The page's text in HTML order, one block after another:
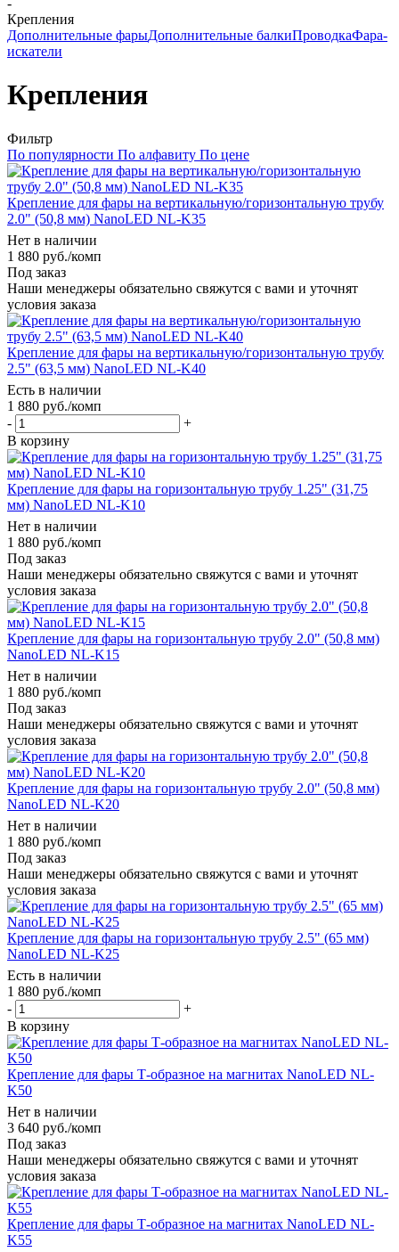
-
Крепления
Дополнительные фарыДополнительные балкиПроводкаФара-
искатели
Крепления
Фильтр
По популярности По алфавиту По цене
Крепление для фары на вертикальную/горизонтальную трубу
2.0" (50,8 мм) NanoLED NL-K35
Нет в наличии
1 880 руб./комп
Под заказ
Наши менеджеры обязательно свяжутся с вами и уточнят
условия заказа
Крепление для фары на вертикальную/горизонтальную трубу
2.5" (63,5 мм) NanoLED NL-K40
Есть в наличии
1 880 руб./комп
-
+
В корзину
Крепление для фары на горизонтальную трубу 1.25" (31,75
мм) NanoLED NL-K10
Нет в наличии
1 880 руб./комп
Под заказ
Наши менеджеры обязательно свяжутся с вами и уточнят
условия заказа
Крепление для фары на горизонтальную трубу 2.0" (50,8 мм)
NanoLED NL-K15
Нет в наличии
1 880 руб./комп
Под заказ
Наши менеджеры обязательно свяжутся с вами и уточнят
условия заказа
Крепление для фары на горизонтальную трубу 2.0" (50,8 мм)
NanoLED NL-K20
Нет в наличии
1 880 руб./комп
Под заказ
Наши менеджеры обязательно свяжутся с вами и уточнят
условия заказа
Крепление для фары на горизонтальную трубу 2.5" (65 мм)
NanoLED NL-K25
Есть в наличии
1 880 руб./комп
-
+
В корзину
Крепление для фары Т-образное на магнитах NanoLED NL-
K50
Нет в наличии
3 640 руб./комп
Под заказ
Наши менеджеры обязательно свяжутся с вами и уточнят
условия заказа
Крепление для фары Т-образное на магнитах NanoLED NL-
K55